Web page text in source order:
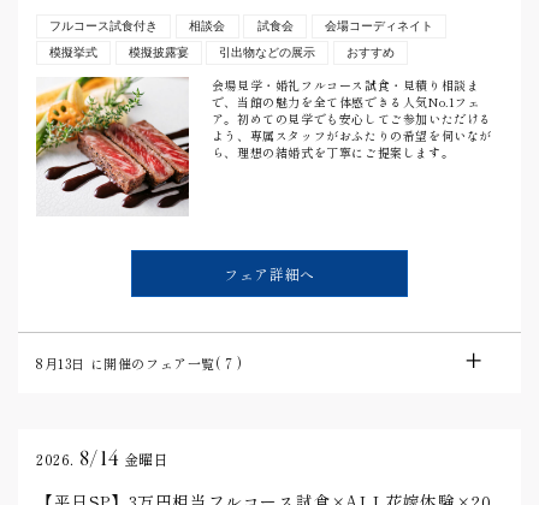
フルコース試食付き 相談会 試食会
会場コーディネイト
模擬挙式
模擬披露宴 引出物などの展示 おすすめ
会場見学・婚礼フルコース試食・見積り相談ま
で、当館の魅力を全て体感できる人気No.1フェ
ア。初めての見学でも安心してご参加いただける
よう、専属スタッフがおふたりの希望を伺いなが
ら、理想の結婚式を丁寧にご提案します。
フェア詳細へ
8月13日 に開催のフェア一覧(7 )
2026. 8/14 金曜日